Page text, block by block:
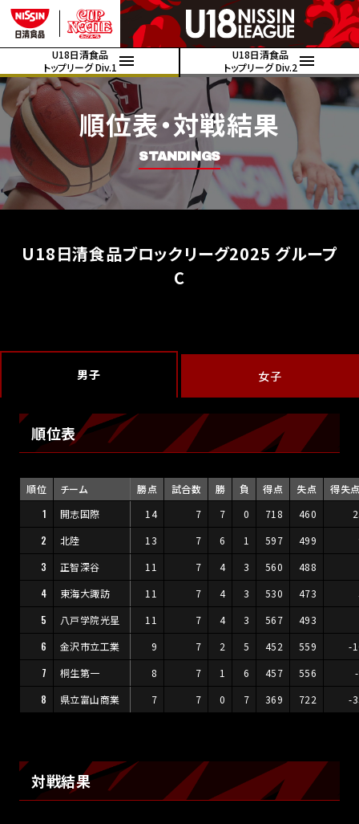
U18日清食品
トップリーグ Div.1
U18日清食品
トップリーグ Div.2
順位表・対戦結果
STANDINGS
U18日清食品ブロックリーグ2025 グループ
C
男子 女子
順位表
順位 チーム 勝点 試合数 勝 負 得点 失点
得失
1
開志国際 14 7 7 0 718 460
2
北陸 13 7 6 1 597 499
3
正智深谷 11 7 4 3 560 488
4
東海大諏訪 11 7 4 3 530 473
5
八戸学院光星 11 7 4 3 567 493
6
金沢市立工業 9 7 2 5 452 559
-
7
桐生第一 8 7 1 6 457 556
8
県立富山商業 7 7 0 7 369 722 -
対戦結果